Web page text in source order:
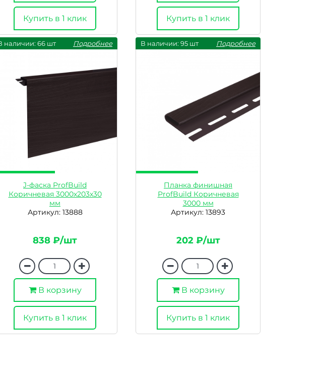
Купить в 1 клик Купить в 1 клик
наличии: 66 шт Подробнее
J-фаска ProfBuild
Коричневая 3000х203х30
мм
Артикул: 13888
838 ₽/шт
В корзину
Купить в 1 клик
В наличии: 95 шт Подробнее
Планка финишная
ProfBuild Коричневая
3000 мм
Артикул: 13893
202 ₽/шт
В корзину
Купить в 1 клик